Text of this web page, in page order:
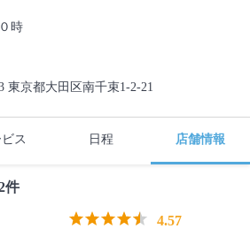
時
東京都大田区南千束1-2-21
ス 日程 店舗情報
件
4.57